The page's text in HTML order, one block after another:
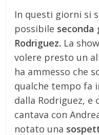
In questi giorni si
possibile seconda
Rodriguez. La
volere presto un
ha ammesso che
qualche tempo fa
dalla Rodriguez, e
cantava con
notato una